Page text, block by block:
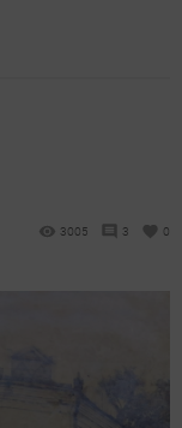
3005 3 0